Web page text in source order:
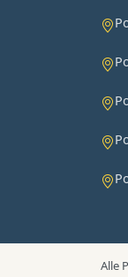
Alle